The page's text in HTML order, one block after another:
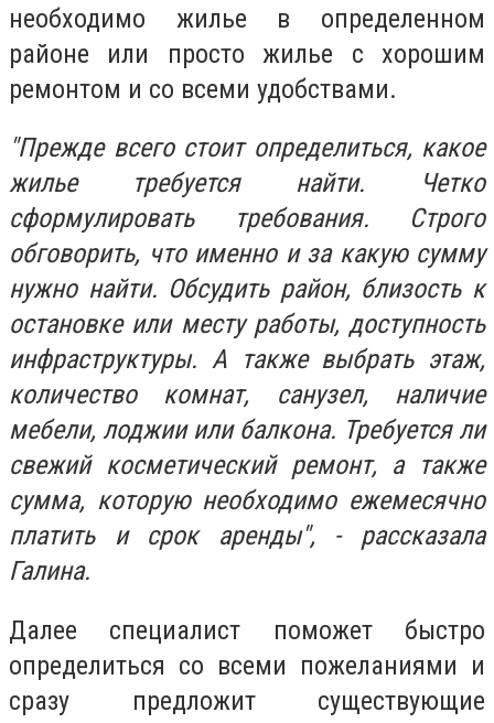
необходимо жилье в определенном
районе или просто жилье с хорошим
ремонтом и со всеми удобствами.
"Прежде всего стоит определиться, какое
жилье требуется найти. Четко
сформулировать требования. Строго
обговорить, что именно и за какую сумму
нужно найти. Обсудить район, близость к
остановке или месту работы, доступность
инфраструктуры. А также выбрать этаж,
количество комнат, санузел, наличие
мебели, лоджии или балкона. Требуется ли
свежий косметический ремонт, а также
сумма, которую необходимо ежемесячно
платить и срок аренды", - рассказала
Галина.
Далее специалист поможет быстро
определиться со всеми пожеланиями и
сразу предложит существующие